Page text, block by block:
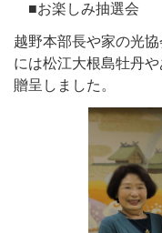
■お楽しみ抽選会
越野本部長や家の光
には松江大根島牡丹
贈呈しました。